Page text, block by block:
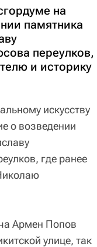
на
памятника
переулков,
и историку
искусству
о возведении
где ранее
Армен Попов
улице, так